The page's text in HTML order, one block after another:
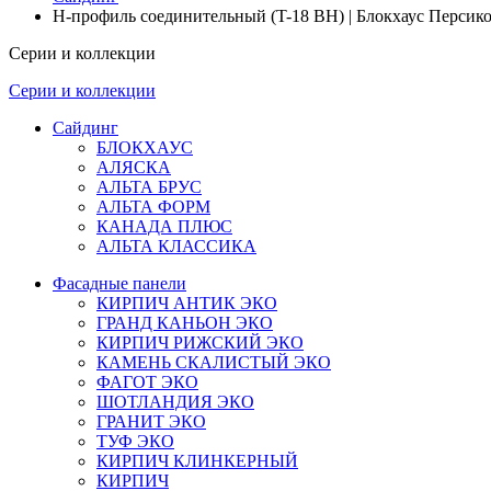
H-профиль соединительный (T-18 BH) | Блокхаус
Серии и коллекции
Серии и коллекции
Сайдинг
БЛОКХАУС
АЛЯСКА
АЛЬТА БРУС
АЛЬТА ФОРМ
КАНАДА ПЛЮС
АЛЬТА КЛАССИКА
Фасадные панели
КИРПИЧ АНТИК ЭКО
ГРАНД КАНЬОН ЭКО
КИРПИЧ РИЖСКИЙ ЭКО
КАМЕНЬ СКАЛИСТЫЙ ЭКО
ФАГОТ ЭКО
ШОТЛАНДИЯ ЭКО
ГРАНИТ ЭКО
ТУФ ЭКО
КИРПИЧ КЛИНКЕРНЫЙ
КИРПИЧ